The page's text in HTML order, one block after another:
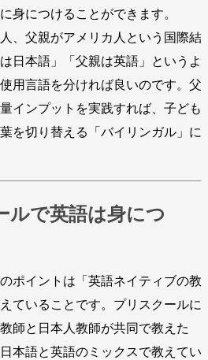
身につけることができます。
、父親がアメリカ人という国際結
日本語」「父親は英語」というよ
用言語を分ければ良いのです。父
インプットを実践すれば、子ども
を切り替える「バイリンガル」に
ルで英語は身につ
ポイントは「英語ネイティブの教
ていることです。プリスクールに
師と日本人教師が共同で教えた
本語と英語のミックスで教えてい